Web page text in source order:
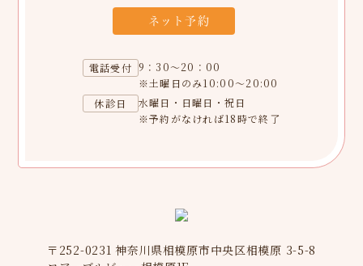
ネット予約
電話受付 9：30～20：00
※土曜日のみ10:00～20:00
休診日
水曜日・日曜日・祝日
※予約がなければ18時で終了
〒252-0231 神奈川県相模原市中央区相模原 3-5-8